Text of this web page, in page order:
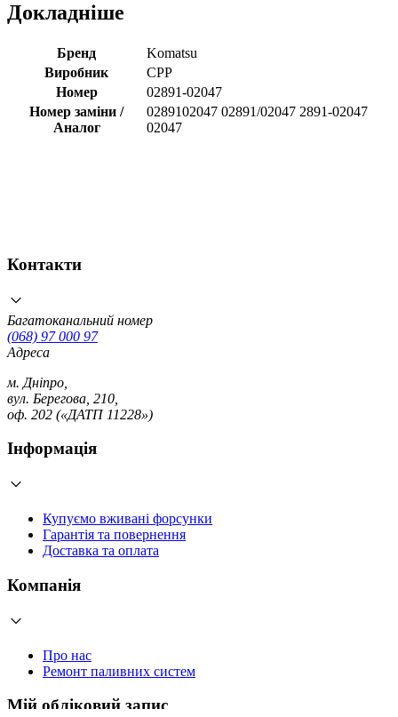
Докладніше
Бренд
Komatsu
Виробник
CPP
Номер
02891-02047
Номер заміни /
Аналог
0289102047 02891/02047 2891-02047
02047
Контакти
Багатоканальний номер
(068) 97 000 97
Адреса
м. Дніпро,
вул. Берегова, 210,
оф. 202 («ДАТП 11228»)
Інформація
Купуємо вживані форсунки
Гарантія та повернення
Доставка та оплата
Компанія
Про нас
Ремонт паливних систем
Мій обліковий запис